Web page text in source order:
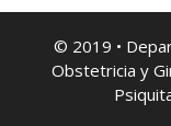
© 2019 •
Obstetricia y